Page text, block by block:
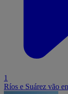
1
Ríos e Suárez vão